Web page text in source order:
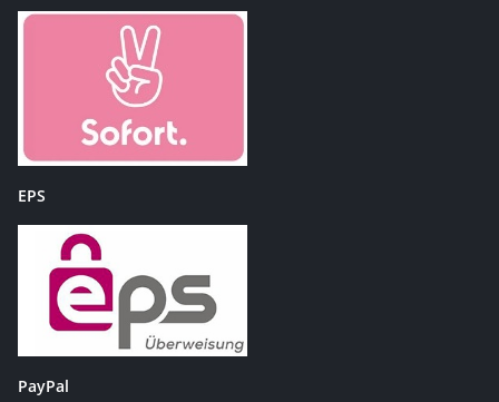
EPS
PayPal